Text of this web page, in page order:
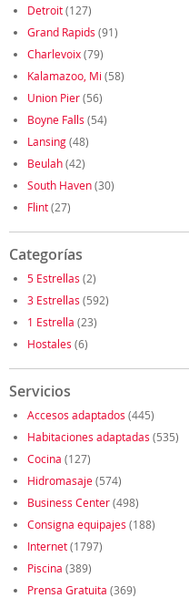
Detroit(127)
Grand Rapids (91)
Charlevoix(79)
Kalamazoo, Mi (58)
Union Pier(56)
Boyne Falls (54)
Lansing(48)
Beulah(42)
South Haven(30)
Flint(27)
Categorías
5 Estrellas (2)
3 Estrellas (592)
1 Estrella (23)
Hostales (6)
Servicios
Accesos adaptados (445)
Habitaciones adaptadas (535)
Cocina (127)
Hidromasaje(574)
Business Center(498)
Consigna equipajes (188)
Internet(1797)
Piscina (389)
Prensa Gratuita (369)